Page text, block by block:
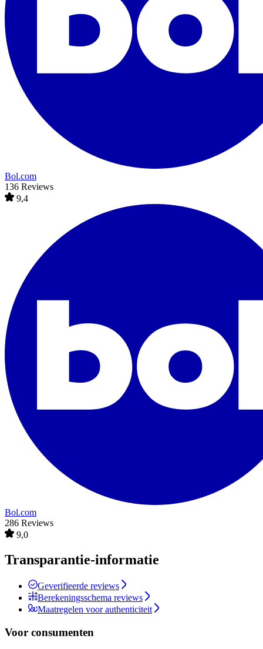
Bol.com
136 Reviews
9,4
Bol.com
286 Reviews
9,0
Transparantie-informatie
Geverifieerde reviews
Berekeningsschema reviews
Maatregelen voor authenticiteit
Voor consumenten